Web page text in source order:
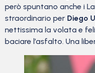
però spuntano anche i
straordinario per Diego
nettissima la volata e
baciare l’asfalto. Una